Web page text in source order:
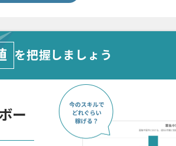
を把握しましょう
ー